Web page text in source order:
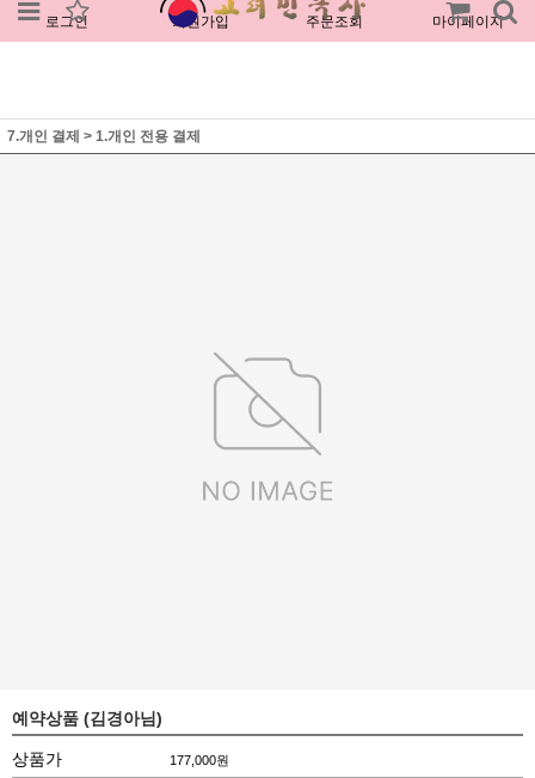
로그인 회원가입 주문조회 마이페이지
7.개인 결제 > 1.개인 전용 결제
예약상품 (김경아님)
상품가 177,000원